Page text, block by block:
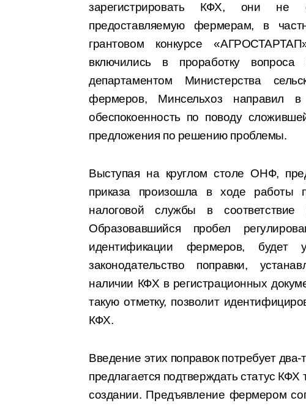
зарегистрировать КФХ, они не
предоставляемую фермерам, в
грантовом конкурсе
включились в проработку
департаментом Министерства
фермеров, Минсельхоз
обеспокоенность по поводу
предложения по решению проблемы.
Выступая на круглом столе ОНФ,
приказа произошла в ходе работы
налоговой службы в соответствие
Образовавшийся пробел
идентификации фермеров,
законодательство поправки,
наличии КФХ в регистрационных
такую отметку, позволит
КФХ.
Введение этих поправок потребует
предлагается подтверждать статус
создании. Предъявление фермером